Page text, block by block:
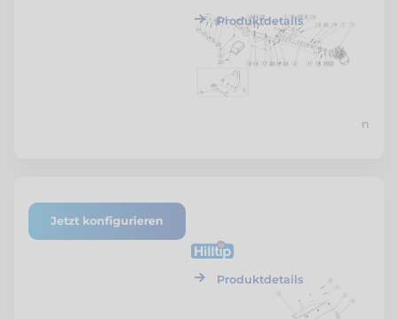
Produktdetails
Preis nach Konfiguration
ETF-SZSTR-VPBG-01
HilltipV-Plattenbaugruppe
Produktdetails
Jetzt konfigurieren